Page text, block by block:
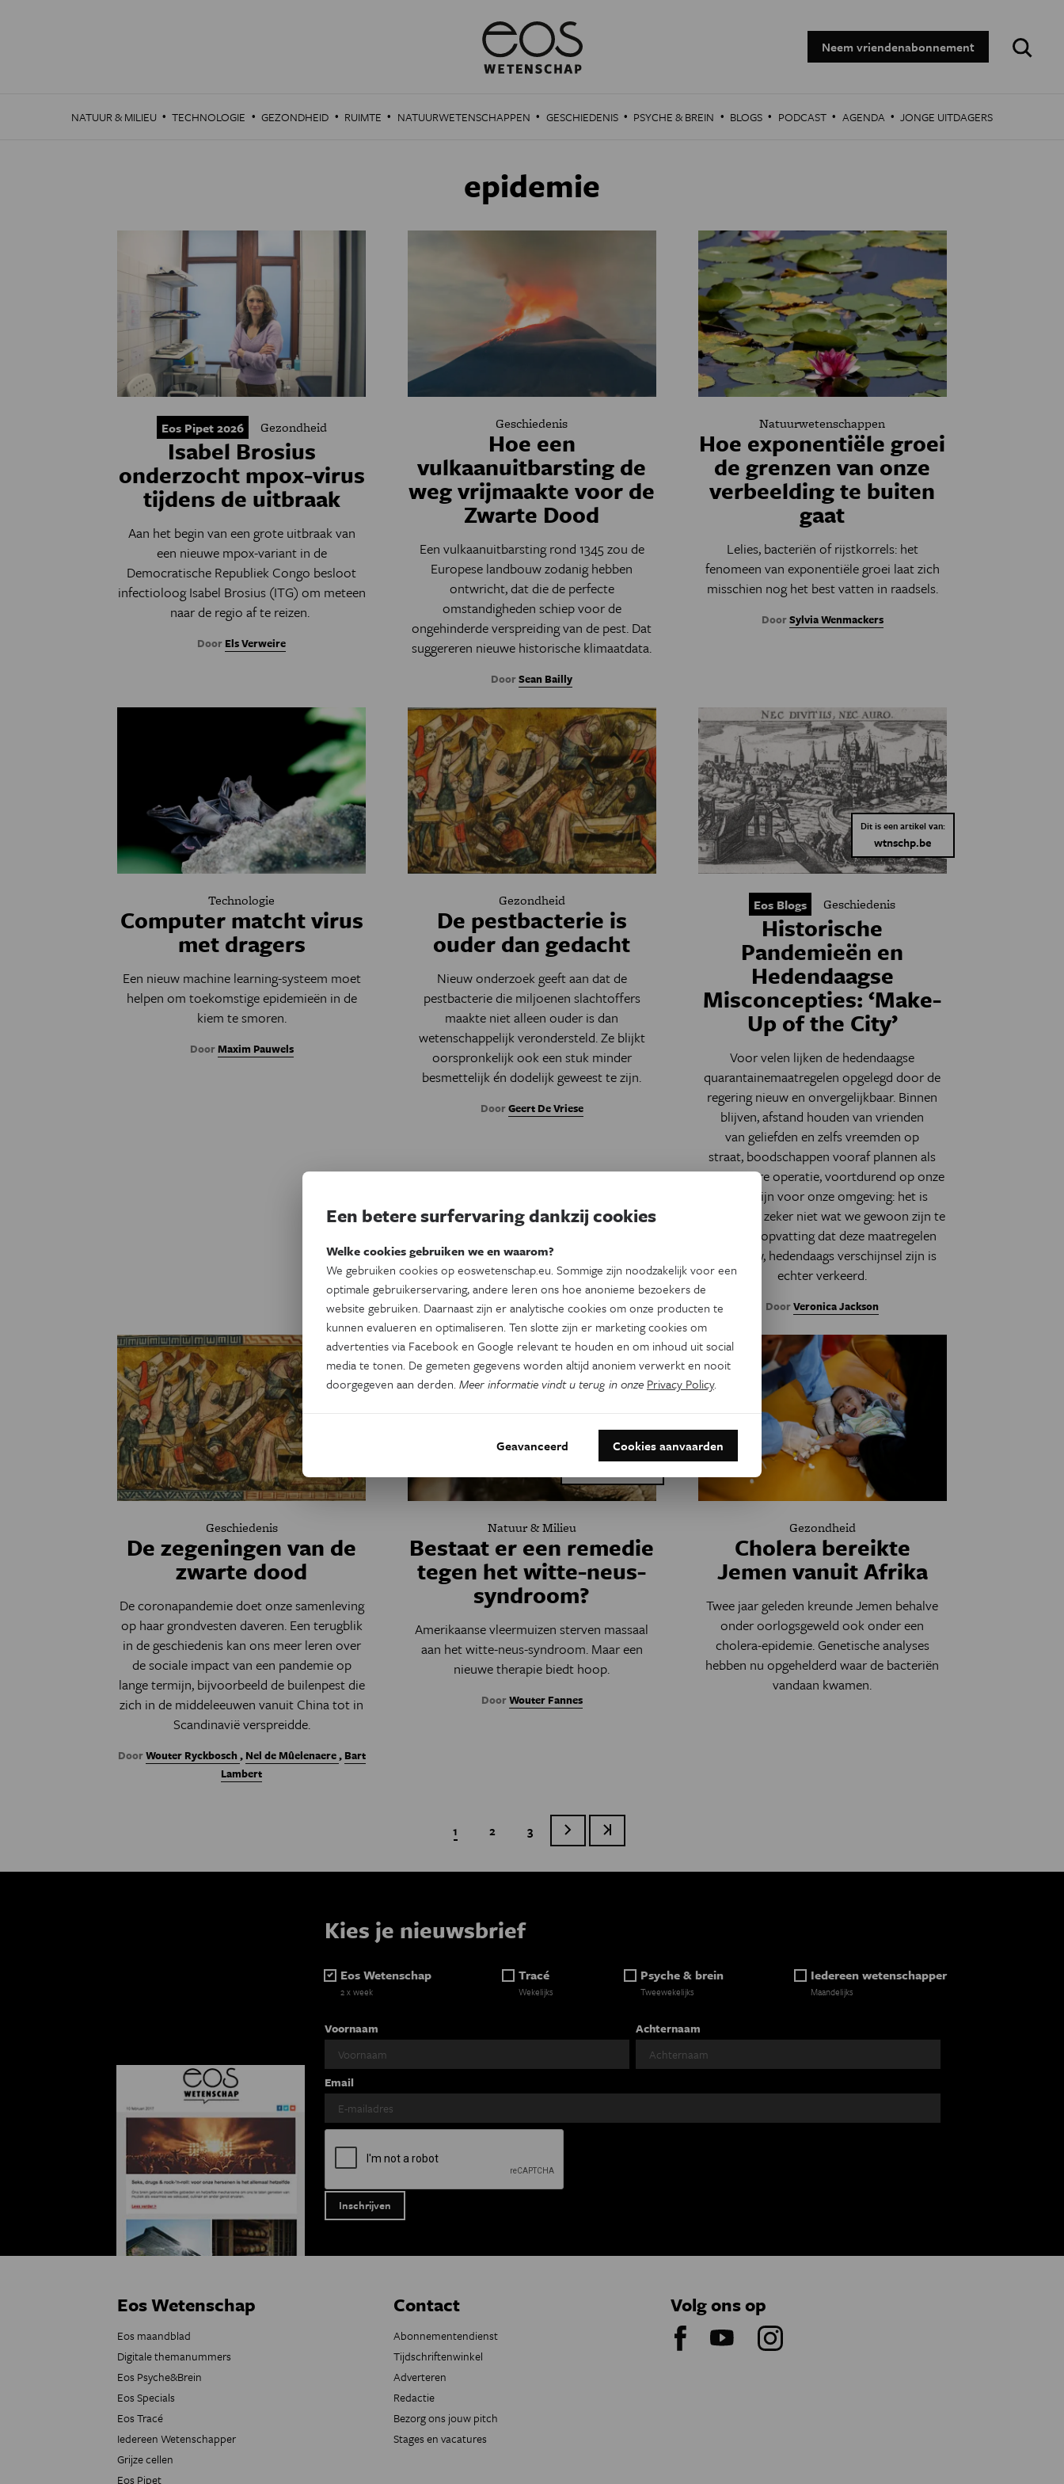
Neem vriendenabonnement
Zoeken:
NATUUR & MILIEU · TECHNOLOGIE · GEZONDHEID · RUIMTE · NATUURWETENSCHAPPEN · GESCHIEDENIS · PSYCHE & BREIN · BLOGS · PODCAST · AGENDA · JONGE UITDAGERS
epidemie
Eos Pipet 2026 Gezondheid
Isabel Brosius
onderzocht mpox-virus
tijdens de uitbraak
Aan het begin van een grote uitbraak van
een nieuwe mpox-variant in de
Democratische Republiek Congo besloot
infectioloog Isabel Brosius (ITG) om meteen
naar de regio af te reizen.
Door Els Verweire
Geschiedenis
Hoe een
vulkaanuitbarsting de
weg vrijmaakte voor de
Zwarte Dood
Een vulkaanuitbarsting rond 1345 zou de
Europese landbouw zodanig hebben
ontwricht, dat die de perfecte
omstandigheden schiep voor de
ongehinderde verspreiding van de pest. Dat
suggereren nieuwe historische klimaatdata.
DoorSean Bailly
Natuurwetenschappen
Hoe exponentiële groei
de grenzen van onze
verbeelding te buiten
gaat
Lelies, bacteriën of rijstkorrels: het
fenomeen van exponentiële groei laat zich
misschien nog het best vatten in raadsels.
DoorSylvia Wenmackers
Technologie
Computer matcht virus
met dragers
Een nieuw machine learning-systeem moet
helpen om toekomstige epidemieën in de
kiem te smoren.
DoorMaxim Pauwels
Gezondheid
De pestbacterie is
ouder dan gedacht
Nieuw onderzoek geeft aan dat de
pestbacterie die miljoenen slachtoffers
maakte niet alleen ouder is dan
wetenschappelijk verondersteld. Ze blijkt
oorspronkelijk ook een stuk minder
besmettelijk én dodelijk geweest te zijn.
DoorGeert De Vriese
Dit is een artikel van:
wtnschp.be
Eos Blogs Geschiedenis
Historische
Pandemieën en
Hedendaagse
Misconcepties: ‘Make-
Up of the City’
Voor velen lijken de hedendaagse
quarantainemaatregelen opgelegd door de
regering nieuw en onvergelijkbaar. Binnen
blijven, afstand houden van vrienden
van geliefden en zelfs vreemden op
straat, boodschappen vooraf plannen als
een militaire operatie, voortdurend op onze
hoede zijn voor onze omgeving: het is
slopend en zeker niet wat we gewoon zijn te
De opvatting dat deze maatregelen
een nieuw, hedendaags verschijnsel zijn is
echter verkeerd.
DoorVeronica Jackson
Geschiedenis
De zegeningen van de
zwarte dood
De coronapandemie doet onze samenleving
op haar grondvesten daveren. Een terugblik
in de geschiedenis kan ons meer leren over
de sociale impact van een pandemie op
lange termijn, bijvoorbeeld de builenpest die
zich in de middeleeuwen vanuit China tot in
Scandinavië verspreidde.
DoorWouter Ryckbosch, Nel de Mûelenaere, Bart
Lambert
Dit is een artikel van:
Natuur & Milieu
Bestaat er een remedie
tegen het witte-neus-
syndroom?
Amerikaanse vleermuizen sterven massaal
aan het witte-neus-syndroom. Maar een
nieuwe therapie biedt hoop.
DoorWouter Fannes
Gezondheid
Cholera bereikte
Jemen vanuit Afrika
Twee jaar geleden kreunde Jemen behalve
onder oorlogsgeweld ook onder een
cholera-epidemie. Genetische analyses
hebben nu opgehelderd waar de bacteriën
vandaan kwamen.
Huidige pagina
1 Page
2 Page
3 Volgende pagina
Laatste pagina
Kies je nieuwsbrief
Eos Wetenschap
2 x week
Tracé
Wekelijks
Psyche & brein
Tweewekelijks
Iedereen wetenschapper
Maandelijks
Voornaam Achternaam
Email
Eos Wetenschap
Eos maandblad
Digitale themanummers
Eos Psyche&Brein
Eos Specials
Eos Tracé
Iedereen Wetenschapper
Grijze cellen
Eos Pipet
Contact
Abonnementendienst
Tijdschriftenwinkel
Adverteren
Redactie
Bezorg ons jouw pitch
Stages en vacatures
Volg ons op
Een betere surfervaring dankzij cookies
Welke cookies gebruiken we en waarom?
We gebruiken cookies op eoswetenschap.eu. Sommige zijn noodzakelijk voor een
optimale gebruikerservaring, andere leren ons hoe anonieme bezoekers de
website gebruiken. Daarnaast zijn er analytische cookies om onze producten te
kunnen evalueren en optimaliseren. Ten slotte zijn er marketing cookies om
advertenties via Facebook en Google relevant te houden en om inhoud uit social
media te tonen. De gemeten gegevens worden altijd anoniem verwerkt en nooit
doorgegeven aan derden.Meer informatie vindt u terug in onze Privacy Policy.
Geavanceerd Cookies aanvaarden